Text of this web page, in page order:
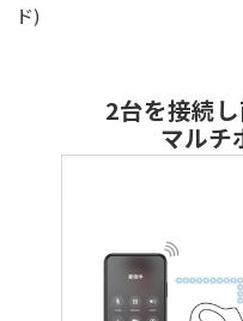
ド)
2台を接続し
マルチ